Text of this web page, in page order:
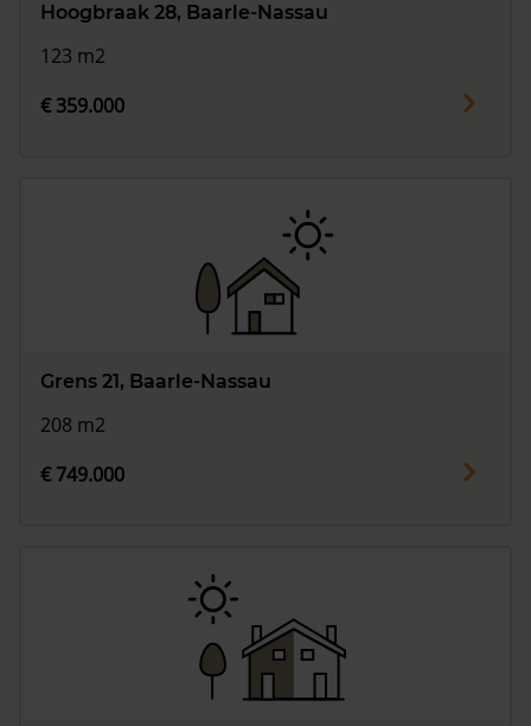
Hoogbraak 28, Baarle-Nassau
123 m2
€ 359.000
Grens 21, Baarle-Nassau
208 m2
€ 749.000